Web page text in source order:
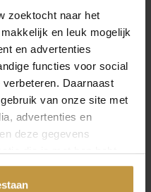
zoektocht naar het
en leuk mogelijk
en advertenties
functies voor social
Daarnaast
van onze site met
advertenties en
deze gegevens
die je met hen hebt
via jouw gebruik van
€75,00
ANIA HAIE E074-05G
PEARL CLUSTER
HUGGIE HOOP
EARRINGS V…